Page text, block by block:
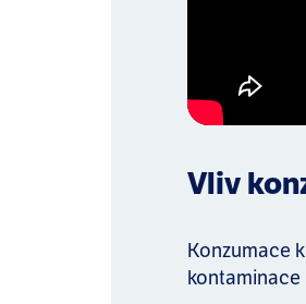
Vliv
Konzumace
kontaminace